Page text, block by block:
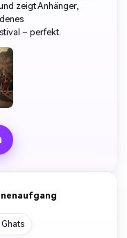
zeigt Anhänger,
– perfekt.